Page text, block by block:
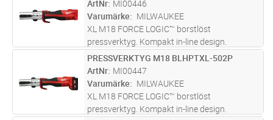
utrymmen. REDLINK™-elektronik med
mer
ArtNr MI00446
Varumärke
MILWAUKEE
XL M18 FORCE LOGIC™ borstlöst
pressverktyg. Kompakt in-line design.
Enhandsavändning. Branchledande 40,000
cykler mellan kalibreringar. Förkontroll av
batterier säkerställer att det finns
tillräcklig...läs mer
ST Lägg i kundvagn
PRESSVERKTYG M18 BLHPTXL-502P
ArtNr MI00447
Varumärke
MILWAUKEE
XL M18 FORCE LOGIC™ borstlöst
pressverktyg. Kompakt in-line design.